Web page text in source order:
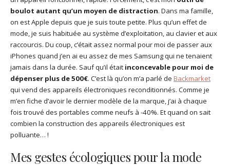
boulot autant qu’un moyen de distraction. Dans ma famille,
on est Apple depuis que je suis toute petite. Plus qu’un effet de
mode, je suis habituée au système d’exploitation, au clavier et aux
raccourcis. Du coup, c’était assez normal pour moi de passer aux
iPhones quand j’en ai eu assez de mes Samsung qui ne tenaient
jamais dans la durée. Sauf qu’il était inconcevable pour moi de
dépenser plus de 500€. C’est là qu’on m’a parlé de Backmarket
qui vend des appareils électroniques reconditionnés. Comme je
m’en fiche d’avoir le dernier modèle de la marque, j’ai à chaque
fois trouvé des portables comme neufs à -40%. Et quand on sait
combien la construction des appareils électroniques est
polluante… !
Mes gestes écologiques pour la mode